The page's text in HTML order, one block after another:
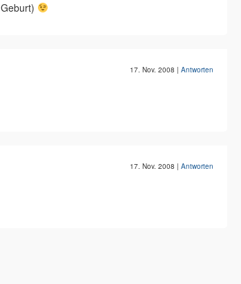
17. Nov. 2008 | Antworten
17. Nov. 2008 | Antworten